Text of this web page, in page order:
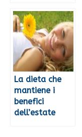
La dieta che
mantiene i
benefici
dell’estate